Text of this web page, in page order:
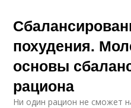
похудения.
основы
рациона
Ни один рацион не сможет